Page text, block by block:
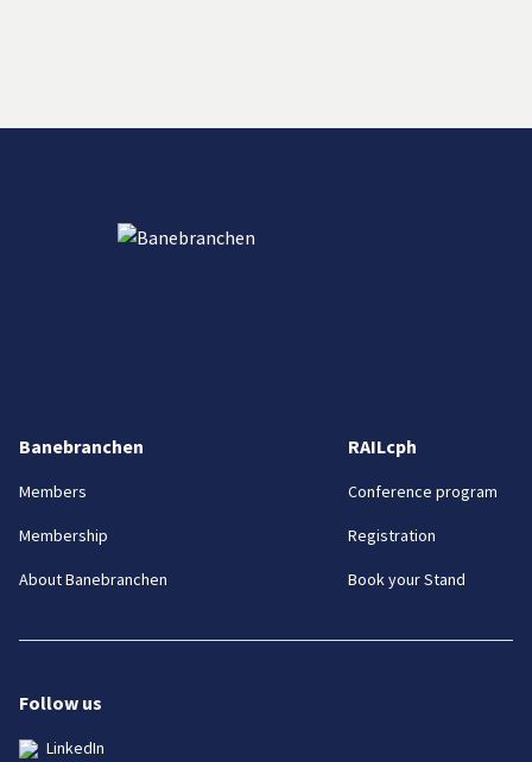
Banebranchen
Members
Membership
About Banebranchen
RAILcph
Conference program
Registration
Book your Stand
Follow us
LinkedIn